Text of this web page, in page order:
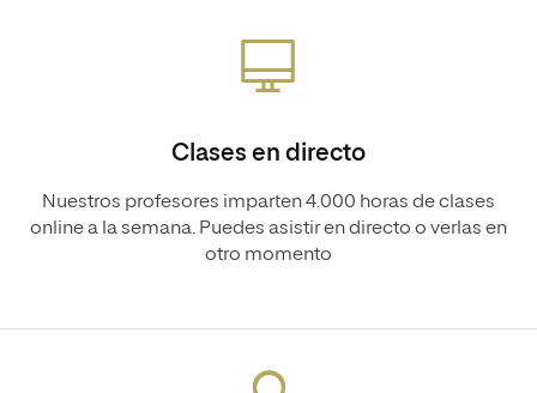
Clases en directo
Nuestros profesores imparten 4.000 horas de clases
online a la semana. Puedes asistir en directo o verlas en
otro momento